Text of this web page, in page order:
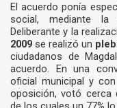
El acuerdo ponía
social, mediante la
Deliberante y la
2009 se realizó un
ciudadanos de
acuerdo. En una
oficial municipal y
oposición, votó cerca